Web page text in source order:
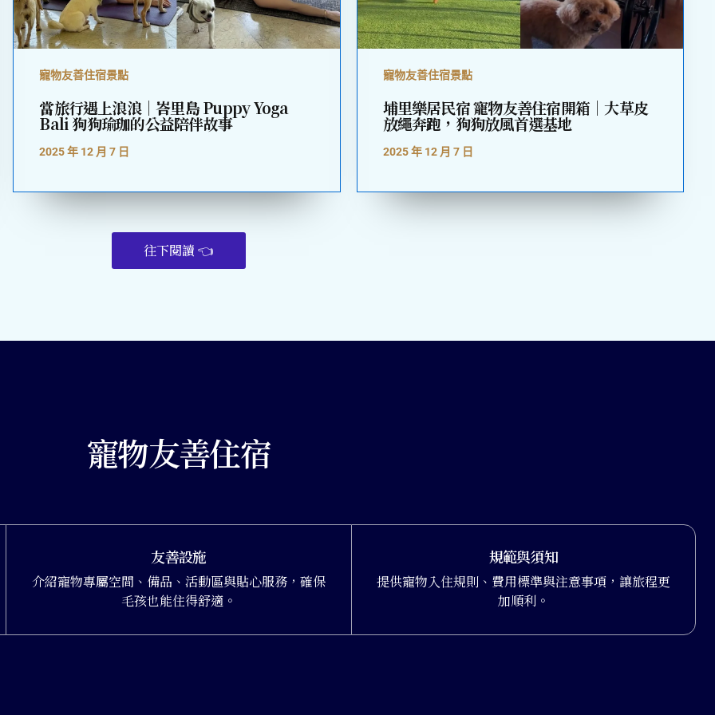
寵物友善住宿景點
當旅行遇上浪浪｜峇里島 Puppy Yoga
Bali 狗狗瑜珈的公益陪伴故事
2025 年 12 月 7 日
寵物友善住宿景點
埔里樂居民宿 寵物友善住宿開箱｜大草皮
放繩奔跑，狗狗放風首選基地
2025 年 12 月 7 日
往下閱讀 👈
寵物友善住宿
友善設施
介紹寵物專屬空間、備品、活動區與貼心服務，確保
毛孩也能住得舒適。
規範與須知
提供寵物入住規則、費用標準與注意事項，讓旅程更
加順利。